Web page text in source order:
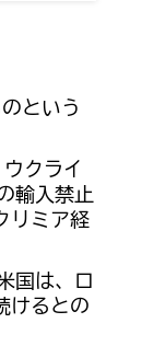
という
クライ
輸入禁止
リミア経
国は、ロ
けるとの